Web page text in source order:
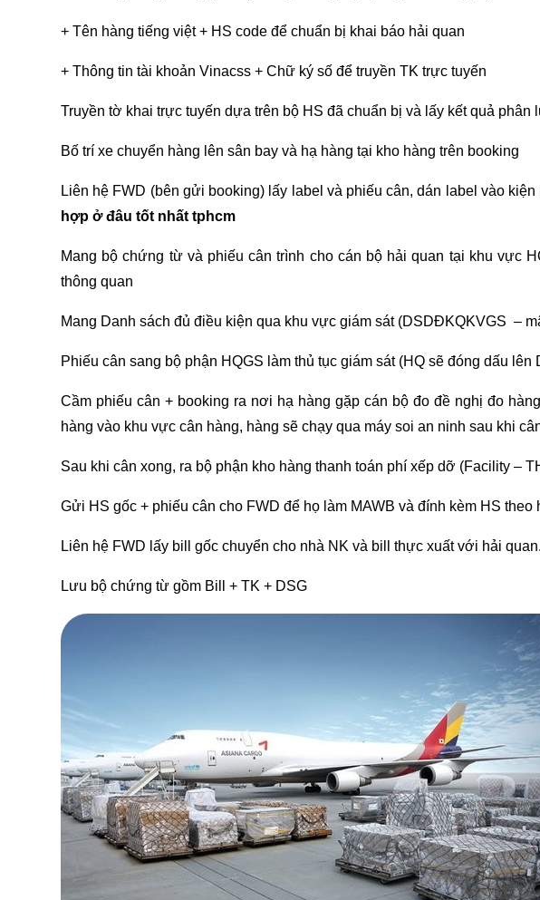
+ Tên hàng tiếng việt + HS code để chuẩn bị khai báo hải quan
+ Thông tin tài khoản Vinacss + Chữ ký số để truyền TK trực tuyến
Truyền tờ khai trực tuyến dựa trên bộ HS đã chuẩn bị và lấy kết quả phân
Bố trí xe chuyển hàng lên sân bay và hạ hàng tại kho hàng trên booking
Liên hệ FWD (bên gửi booking) lấy label và phiếu cân, dán label vào
hợp ở đâu tốt nhất tphcm
Mang bộ chứng từ và phiếu cân trình cho cán bộ hải quan tại khu vực
thông quan
Mang Danh sách đủ điều kiện qua khu vực giám sát (DSDĐKQKVGS –
Phiếu cân sang bộ phận HQGS làm thủ tục giám sát (HQ sẽ đóng dấu
Cầm phiếu cân + booking ra nơi hạ hàng gặp cán bộ đo đề nghị đo
hàng vào khu vực cân hàng, hàng sẽ chạy qua máy soi an ninh sau khi
Sau khi cân xong, ra bộ phận kho hàng thanh toán phí xếp dỡ (Facility –
Gửi HS gốc + phiếu cân cho FWD để họ làm MAWB và đính kèm HS theo
Liên hệ FWD lấy bill gốc chuyển cho nhà NK và bill thực xuất với hải quan.
Lưu bộ chứng từ gồm Bill + TK + DSG